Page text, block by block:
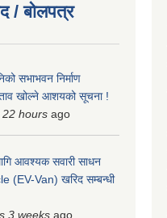
/ बोलपत्र
सभाभवन निर्माण
खोल्ने आशयको सूचना !
hours ago
आवश्यक सवारी साधन
(EV-Van) खरिद सम्बन्धी
3 weeks ago